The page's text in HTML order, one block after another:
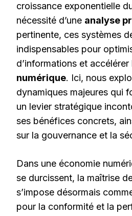
croissance exponentielle
nécessité d’une analyse
pertinente, ces systèmes
indispensables pour
d’informations et accélérer
numérique. Ici, nous
dynamiques majeures qui
un levier stratégique
ses bénéfices concrets,
sur la gouvernance et la
Dans une économie
se durcissent, la maîtrise
s’impose désormais
pour la conformité et la